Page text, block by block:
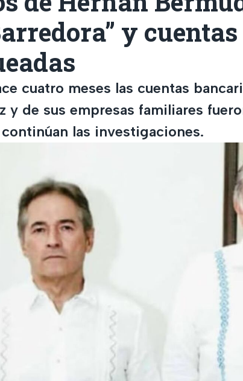
y
cuatro meses las cuentas
y de sus empresas familiares
las investigaciones.